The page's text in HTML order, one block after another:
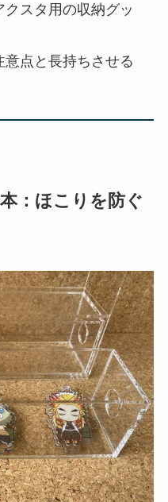
スタ用の収納グッ
点と長持ちさせる
：ほこりを防ぐ